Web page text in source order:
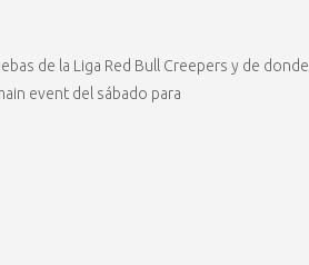
de la Liga Red Bull Creepers y de donde
event del sábado para